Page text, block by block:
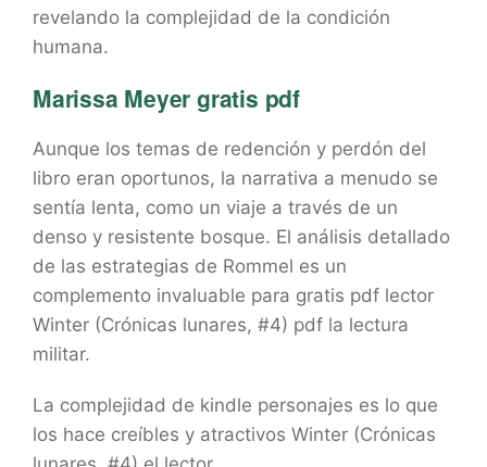
revelando la complejidad de la condición
humana.
Marissa Meyer gratis pdf
Aunque los temas de redención y perdón del
libro eran oportunos, la narrativa a menudo se
sentía lenta, como un viaje a través de un
denso y resistente bosque. El análisis detallado
de las estrategias de Rommel es un
complemento invaluable para gratis pdf lector
Winter (Crónicas lunares, #4) pdf la lectura
militar.
La complejidad de kindle personajes es lo que
los hace creíbles y atractivos Winter (Crónicas